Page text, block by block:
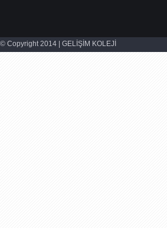
© Copyright 2014 | GELİŞİM KOLEJİ